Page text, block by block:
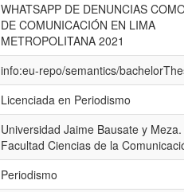
WHATSAPP DE DENUNCIAS COMO
DE COMUNICACIÓN EN LIMA
METROPOLITANA 2021
info:eu-repo/semantics/bachelorThesis
Licenciada en Periodismo
Universidad Jaime Bausate y Meza.
Facultad Ciencias de la
Periodismo